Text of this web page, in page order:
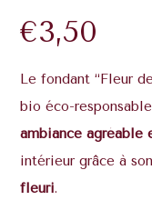
€3,50
Le fondant “Fleur
bio éco-
ambiance agréable
intérieur grâce à son
fleuri.